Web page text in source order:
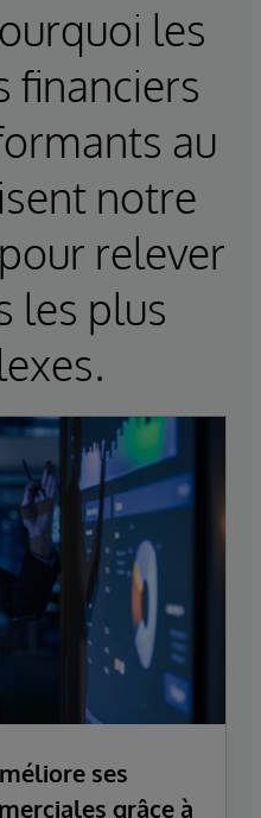
les
financiers
au
notre
relever
les plus
ses
grâce à